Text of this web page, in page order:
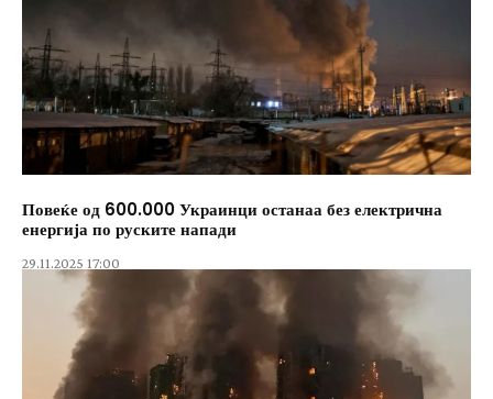
Повеќе од 600.000 Украинци останаа без електрична
енергија по руските напади
29.11.2025 17:00